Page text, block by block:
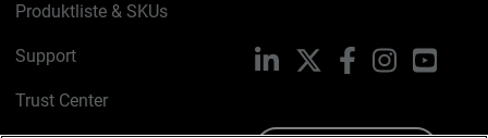
Produktliste & SKUs
Support
Trust Center
LinkedIn FacebookInstagram